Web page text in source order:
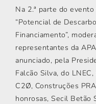
Na 2.ª parte do
“Potencial de
Financiamento”,
representantes da
anunciado, pela
Falcão Silva, do
C2Ø, Construções
honrosas, Secil Betão